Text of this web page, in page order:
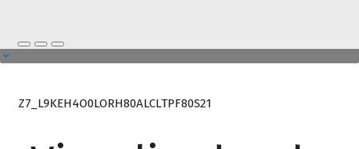
Z7_L9KEH4O0LORH80ALCLTPF80S21